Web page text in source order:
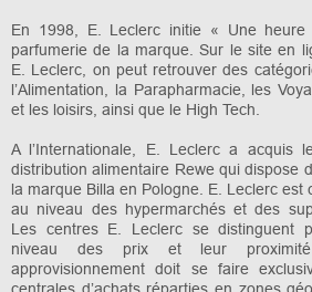
En 1998, E. Leclerc initie « Une
parfumerie de la marque. Sur le site en
E. Leclerc, on peut retrouver des
l’Alimentation, la Parapharmacie, les
et les loisirs, ainsi que le High Tech.
A l’Internationale, E. Leclerc a acquis
distribution alimentaire Rewe qui dispose
la marque Billa en Pologne. E. Leclerc est
au niveau des hypermarchés et des
Les centres E. Leclerc se distinguent
niveau des prix et leur proximité
approvisionnement doit se faire
centrales d’achats réparties en zones